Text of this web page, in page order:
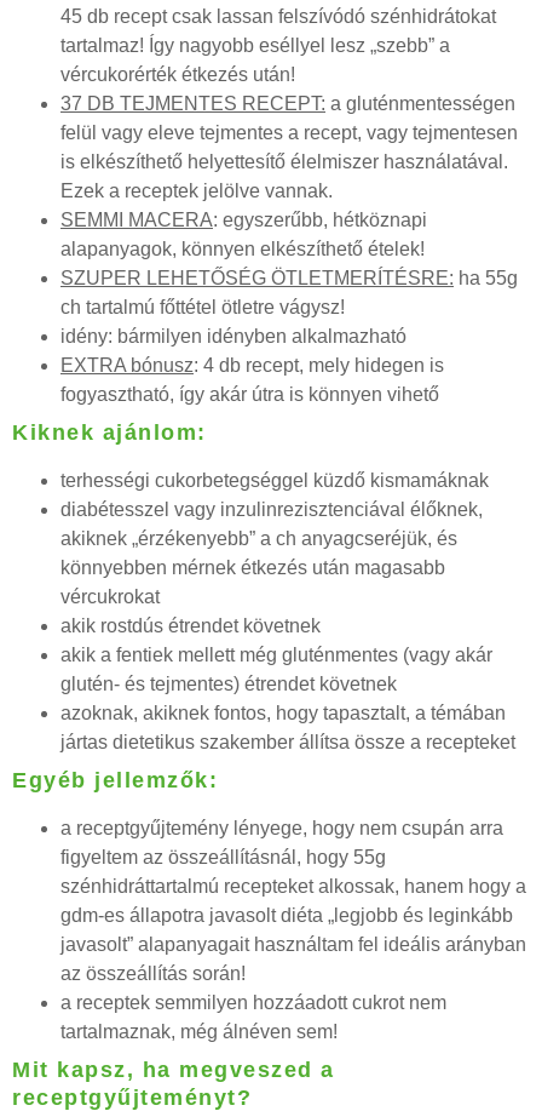
45 db recept csak lassan felszívódó szénhidrátokat
tartalmaz! Így nagyobb eséllyel lesz „szebb” a
vércukorérték étkezés után!
37 DB TEJMENTES RECEPT: a gluténmentességen
felül vagy eleve tejmentes a recept, vagy tejmentesen
is elkészíthető helyettesítő élelmiszer használatával.
Ezek a receptek jelölve vannak.
SEMMI MACERA: egyszerűbb, hétköznapi
alapanyagok, könnyen elkészíthető ételek!
SZUPER LEHETŐSÉG ÖTLETMERÍTÉSRE: ha 55g
ch tartalmú főttétel ötletre vágysz!
idény: bármilyen idényben alkalmazható
EXTRA bónusz: 4 db recept, mely hidegen is
fogyasztható, így akár útra is könnyen vihető
Kiknek ajánlom:
terhességi cukorbetegséggel küzdő kismamáknak
diabétesszel vagy inzulinrezisztenciával élőknek,
akiknek „érzékenyebb” a ch anyagcseréjük, és
könnyebben mérnek étkezés után magasabb
vércukrokat
akik rostdús étrendet követnek
akik a fentiek mellett még gluténmentes (vagy akár
glutén- és tejmentes) étrendet követnek
azoknak, akiknek fontos, hogy tapasztalt, a témában
jártas dietetikus szakember állítsa össze a recepteket
Egyéb jellemzők:
a receptgyűjtemény lényege, hogy nem csupán arra
figyeltem az összeállításnál, hogy 55g
szénhidráttartalmú recepteket alkossak, hanem hogy a
gdm-es állapotra javasolt diéta „legjobb és leginkább
javasolt” alapanyagait használtam fel ideális arányban
az összeállítás során!
a receptek semmilyen hozzáadott cukrot nem
tartalmaznak, még álnéven sem!
Mit kapsz, ha megveszed a
receptgyűjteményt?